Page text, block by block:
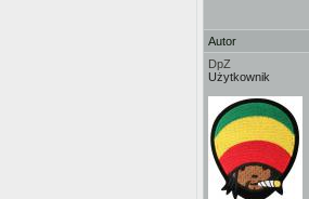
Autor
DpZ
Użytkownik